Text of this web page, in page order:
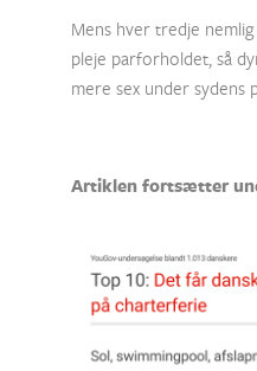
Mens hver tredje
pleje parforholdet, så
mere sex under sydens
Artiklen fortsætter